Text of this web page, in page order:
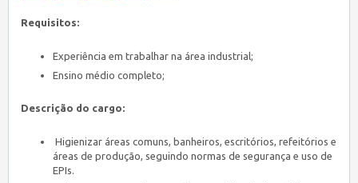
Requisitos:
Experiência em trabalhar na área industrial;
Ensino médio completo;
Descrição do cargo:
Higienizar áreas comuns, banheiros, escritórios, refeitórios e
áreas de produção, seguindo normas de segurança e uso de
EPIs.